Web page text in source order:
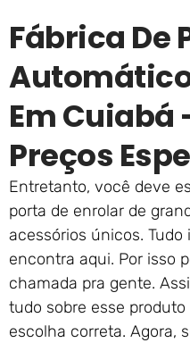
Fábrica De
Em Cuiabá
Preços
Entretanto, você deve
porta de enrolar de
acessórios únicos.
encontra aqui. Por isso
chamada pra gente.
tudo sobre esse
escolha correta. Agora,